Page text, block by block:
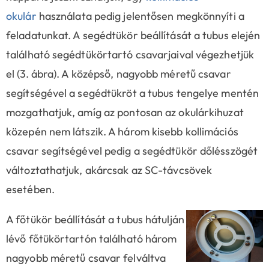
okulár használata pedig jelentősen megkönnyíti a
feladatunkat. A segédtükör beállítását a tubus elején
található segédtükörtartó csavarjaival végezhetjük
el (3. ábra). A középső, nagyobb méretű csavar
segítségével a segédtükröt a tubus tengelye mentén
mozgathatjuk, amíg az pontosan az okulárkihuzat
közepén nem látszik. A három kisebb kollimációs
csavar segítségével pedig a segédtükör dőlésszögét
változtathatjuk, akárcsak az SC-távcsövek
esetében.
A főtükör beállítását a tubus hátulján
lévő főtükörtartón található három
nagyobb méretű csavar felváltva